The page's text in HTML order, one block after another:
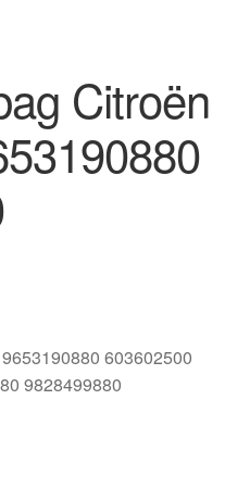
Citroën
603602500
9828499880